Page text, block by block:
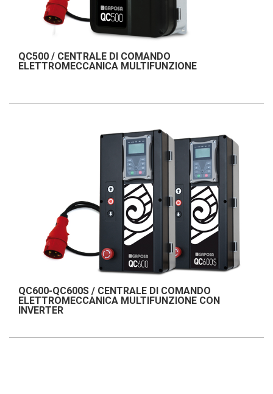
QC500 / CENTRALE DI COMANDO
ELETTROMECCANICA MULTIFUNZIONE
QC600-QC600S / CENTRALE DI COMANDO
ELETTROMECCANICA MULTIFUNZIONE CON
INVERTER